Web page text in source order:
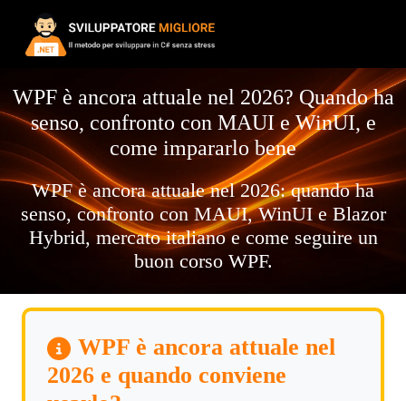
WPF è ancora attuale nel 2026? Quando ha
senso, confronto con MAUI e WinUI, e
come impararlo bene
WPF è ancora attuale nel 2026: quando ha
senso, confronto con MAUI, WinUI e Blazor
Hybrid, mercato italiano e come seguire un
buon corso WPF.
WPF è ancora attuale nel
2026 e quando conviene